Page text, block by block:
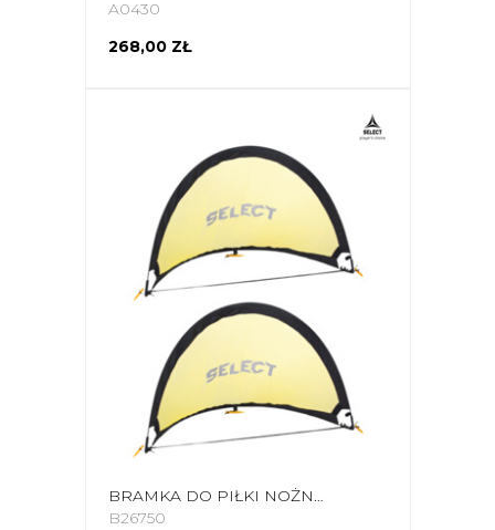
A0430
268,00 ZŁ
BRAMKA DO PIŁKI NOŻNEJ SELECT POP UP 2 SZT.110X80 CM ŻÓŁTO-CZARNA 800039
B26750